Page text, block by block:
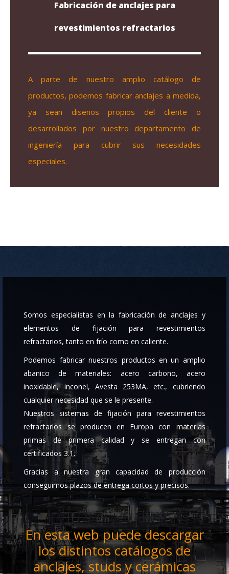
Fabricación de anclajes para
revestimientos refractarios
A parte de nuestro amplio catálogo de
productos, podemos fabricar anclajes a medida,
ya sean diseños propios del cliente o
desarrollados por nuestro departamento de
ingeniería para cubrir sus necesidades
especiales.
Somos especialistas en la fabricación de anclajes y
elementos de fijación para revestimientos
refractarios, tanto en frío como en caliente.
Podemos fabricar nuestros productos en un amplio
abanico de materiales: acero carbono, acero
inoxidable, inconel, Avesta 253MA, etc., cubriendo
cualquier necesidad que se le presente.
Nuestros sistemas de fijación para revestimientos
refractarios se producen en Europa con materias
primas de primera calidad y se entregan con
certificados 3.1.
Gracias a nuestra gran capacidad de producción
conseguimos plazos de entrega cortos y precisos.
En esta web puede descargar
los distintos catálogos de
anclajes, studs y cerámicas